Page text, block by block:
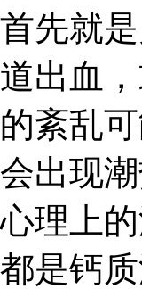
首先就
道出血
的紊乱
会出现
心理上
都是钙